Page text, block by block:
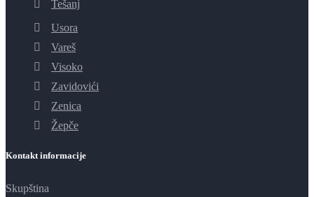
Tešanj
Usora
Vareš
Visoko
Zavidovići
Zenica
Žepče
Kontakt informacije
Skupština